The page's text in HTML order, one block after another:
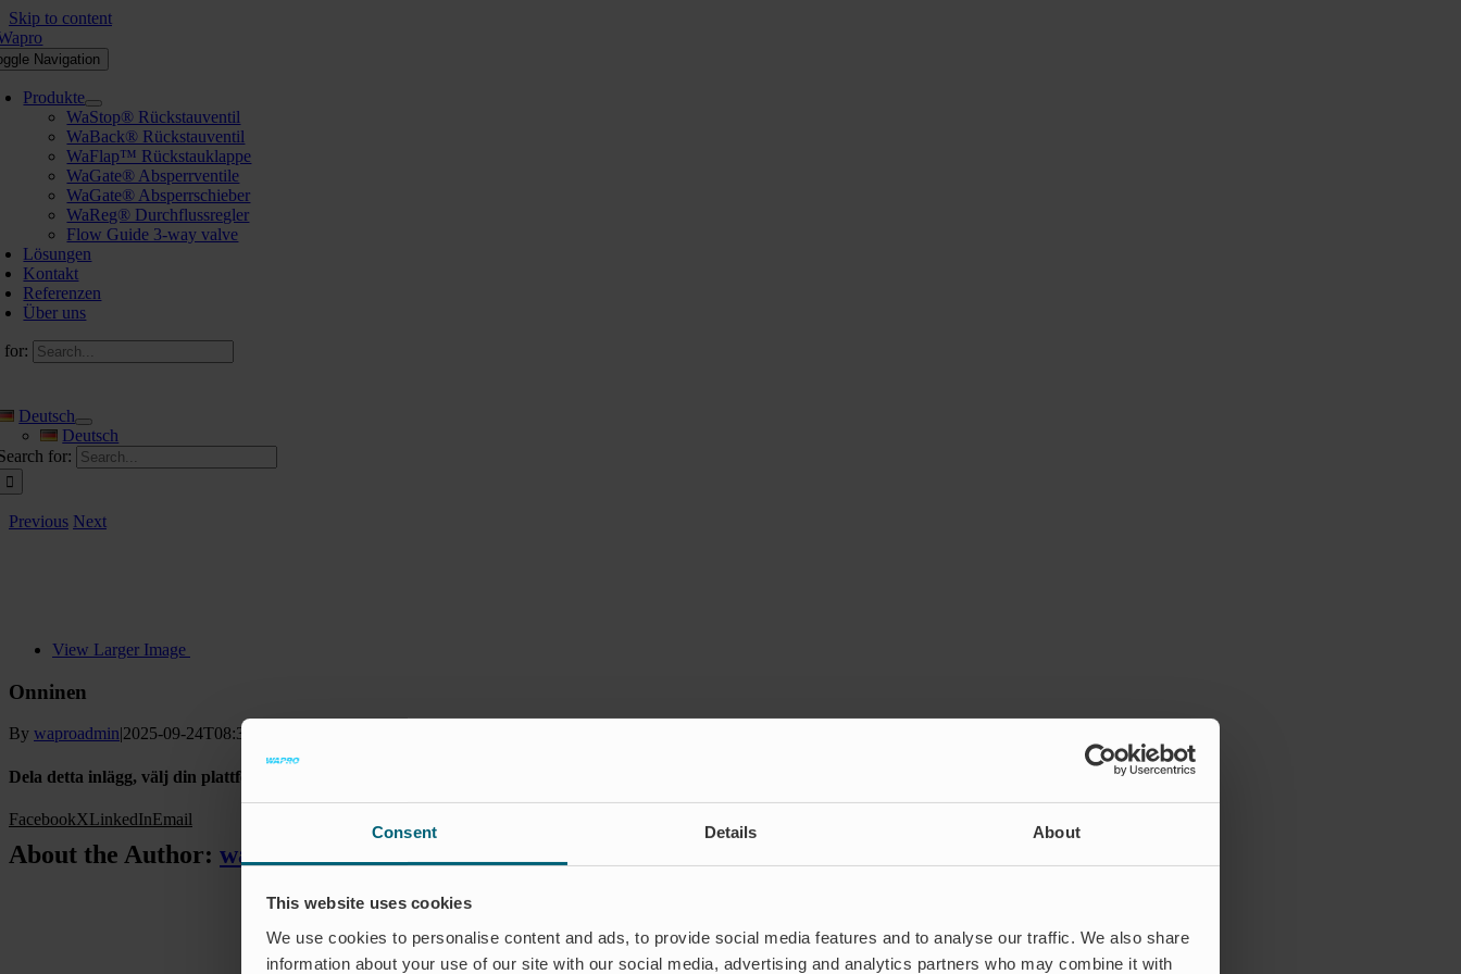
Consent Details About
This website uses cookies
We use cookies to personalise content and ads, to provide social media features and to analyse our traffic. We also share
information about your use of our site with our social media, advertising and analytics partners who may combine it with
Skip to content
Navigation
Produkte
WaStop® Rückstauventil
WaBack® Rückstauventil
WaFlap™ Rückstauklappe
WaGate® Absperrventile
WaGate® Absperrschieber
WaReg® Durchflussregler
Flow Guide 3-way valve
Lösungen
Kontakt
Referenzen
Über uns
for:
Deutsch
Deutsch
for:
Previous Next
View Larger Image
Onninen
By waproadmin|2025-09-24T08:34:21+02:00
Dela detta inlägg, välj din plattform!
FacebookXLinkedInEmail
About the Author: waproadmin